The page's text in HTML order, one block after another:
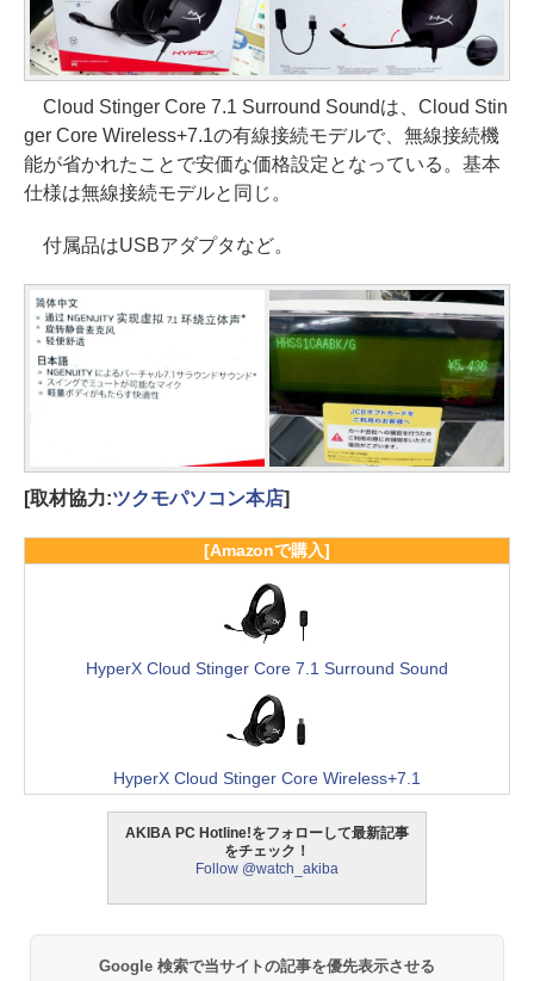
Cloud Stinger Core 7.1 Surround Soundは、Cloud Stin
ger Core Wireless+7.1の有線接続モデルで、無線接続機
能が省かれたことで安価な価格設定となっている。基本
仕様は無線接続モデルと同じ。
付属品はUSBアダプタなど。
[取材協力:ツクモパソコン本店]
[Amazonで購入]
HyperX Cloud Stinger Core 7.1 Surround Sound
HyperX Cloud Stinger Core Wireless+7.1
AKIBA PC Hotline!をフォローして最新記事
をチェック！
Follow @watch_akiba
Google 検索で当サイトの記事を優先表示させる